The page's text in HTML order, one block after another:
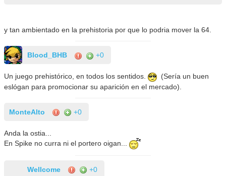
y tan ambientado en la prehistoria por que lo podria mover la 64.
Blood_BHB +0
Un juego prehistórico, en todos los sentidos.
(Sería un buen
eslógan para promocionar su aparición en el mercado).
MonteAlto +0
Anda la ostia...
En Spike no curra ni el portero oigan...
Wellcome +0